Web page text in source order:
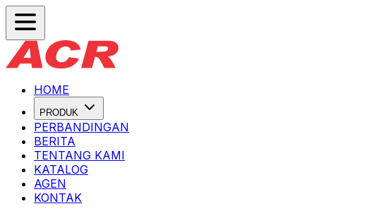
HOME
PRODUK
PERBANDINGAN
BERITA
TENTANG KAMI
KATALOG
AGEN
KONTAK